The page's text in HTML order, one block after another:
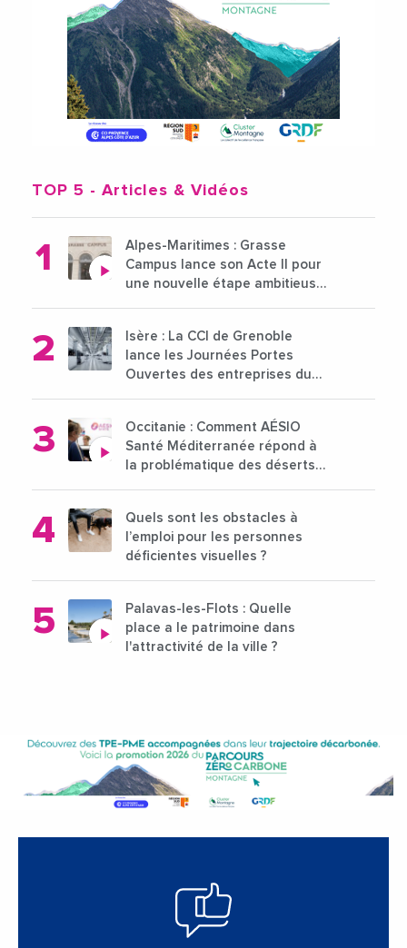
TOP 5 - Articles & Vidéos
Alpes-Maritimes : Grasse
Campus lance son Acte II pour
une nouvelle étape ambitieuse
Isère : La CCI de Grenoble
lance les Journées Portes
Ouvertes des entreprises du
Occitanie : Comment AÉSIO
Santé Méditerranée répond à
la problématique des déserts
Quels sont les obstacles à
l’emploi pour les personnes
déficientes visuelles ?
Palavas-les-Flots : Quelle
place a le patrimoine dans
l'attractivité de la ville ?